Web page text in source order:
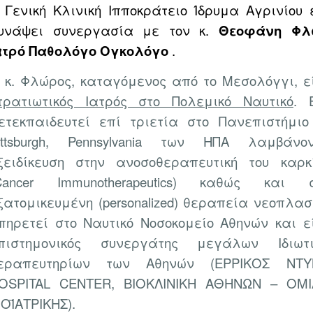
Κλινική Ιπποκράτειο Ίδρυμα Αγρινίου
συνεργασία με τον κ.Θεοφάνη
Παθολόγο Ογκολόγο .
Φλώρος, καταγόμενος από το Μεσολόγγι,
Ιατρός στο Πολεμικό Ναυτικό.
επί τριετία στο
Pennsylvania των ΗΠΑ
στην ανοσοθεραπευτική του
Immunotherapeutics) καθώς και
(personalized) θεραπεία
στο Ναυτικό Νοσοκομείο Αθηνών και
συνεργάτης μεγάλων
των Αθηνών (ΕΡΡΙΚΟΣ
CENTER, ΒΙΟΚΛΙΝΙΚΗ ΑΘΗΝΩΝ –